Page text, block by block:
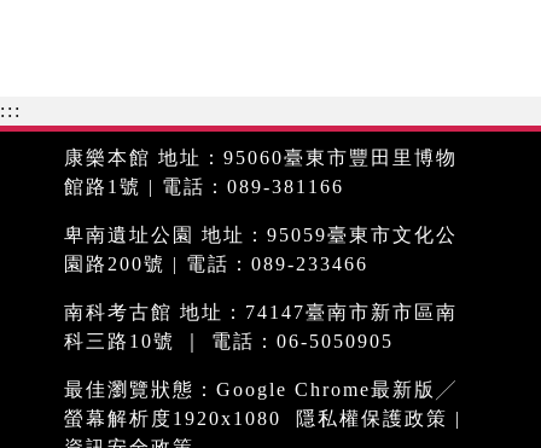
:::
康樂本館 地址：95060臺東市豐田里博物
館路1號 | 電話：089-381166
卑南遺址公園 地址：95059臺東市文化公
園路200號 | 電話：089-233466
南科考古館 地址：74147臺南市新市區南
科三路10號 ｜ 電話：06-5050905
最佳瀏覽狀態：Google Chrome最新版╱
螢幕解析度1920x1080
隱私權保護政策 |